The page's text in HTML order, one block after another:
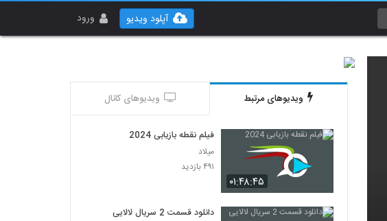
ورود آپلود ویدیو
ویدیوهای مرتبط ویدیوهای کانال
۰۱:۴۸:۴۵
فیلم نقطه بازیابی 2024
میلاد
۴۹۱ بازدید
دانلود قسمت 2 سریال لالایی